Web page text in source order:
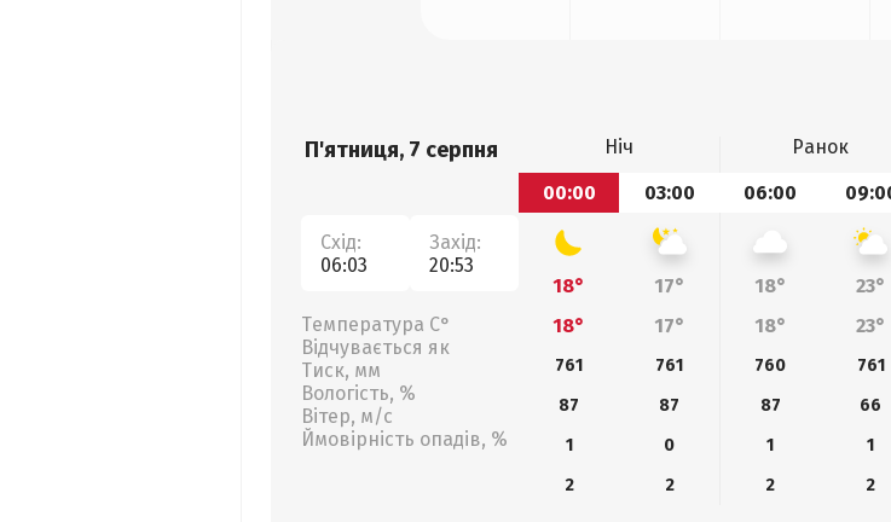
П'ятниця, 7 серпня
Схід:
06:03
Захід:
20:53
Температура С°
Відчувається як
Тиск, мм
Вологість, %
Вітер, м/с
Ймовірність опадів, %
Ніч Ранок
00:00
03:00 06:00
18° 17° 18° 23°
18°
17° 18° 23°
761 761 760 761
87
87 87 66
1
0 1 1
2
2 2 2